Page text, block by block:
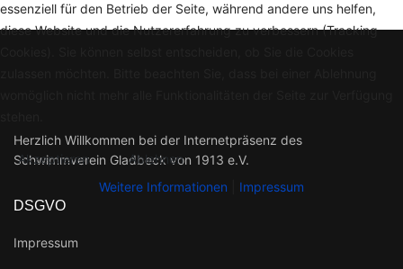
Herzlich Willkommen bei der Internetpräsenz des
Schwimmverein Gladbeck von 1913 e.V.
DSGVO
Impressum
essenziell für den Betrieb der Seite, während andere uns helfen,
diese Website und die Nutzererfahrung zu verbessern (Tracking
Akzeptieren
Ablehnen
Weitere Informationen
Impressum